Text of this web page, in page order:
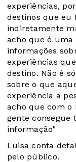
experiências,
destinos que eu
indiretamente
acho que é uma
informações
experiências
destino. Não é
sobre o que
experiência a
acho que com o
gente consegue
informação"
Luisa conta
pelo público.